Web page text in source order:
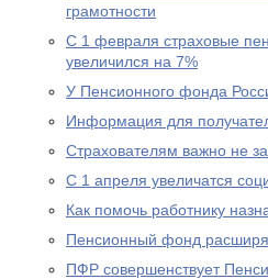
грамотности
С 1 февраля страховые
увеличился на 7%
У Пенсионного фонда
Информация для
Страхователям важно не
С 1 апреля увеличатся
Как помочь работнику
Пенсионный фонд
ПФР совершенствует